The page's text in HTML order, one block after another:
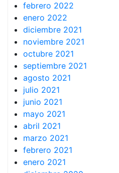
febrero 2022
enero 2022
diciembre 2021
noviembre 2021
octubre 2021
septiembre 2021
agosto 2021
julio 2021
junio 2021
mayo 2021
abril 2021
marzo 2021
febrero 2021
enero 2021